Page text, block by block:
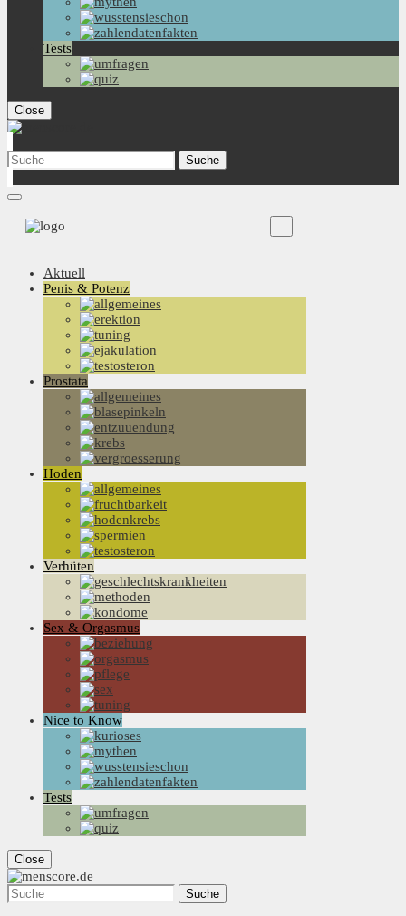
Tests
Close
Aktuell
Penis & Potenz
Prostata
Hoden
Verhüten
Sex & Orgasmus
Nice to Know
Tests
Close
Suche